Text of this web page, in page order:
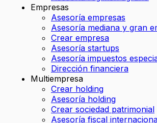
Empresas
Asesoría empresas
Asesoría mediana y gran
Crear empresa
Asesoría startups
Asesoría impuestos
Dirección financiera
Multiempresa
Crear holding
Asesoría holding
Crear sociedad patrimonial
Asesoría fiscal